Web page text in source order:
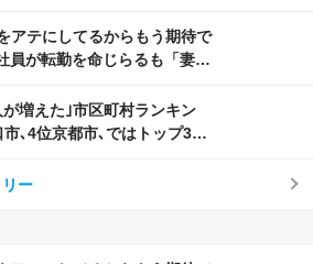
った
アテにしてるからもう期待で
員が転勤を命じらるも「妻は
増えた｣市区町村ランキン
､4位京都市､ではトップ3
ー